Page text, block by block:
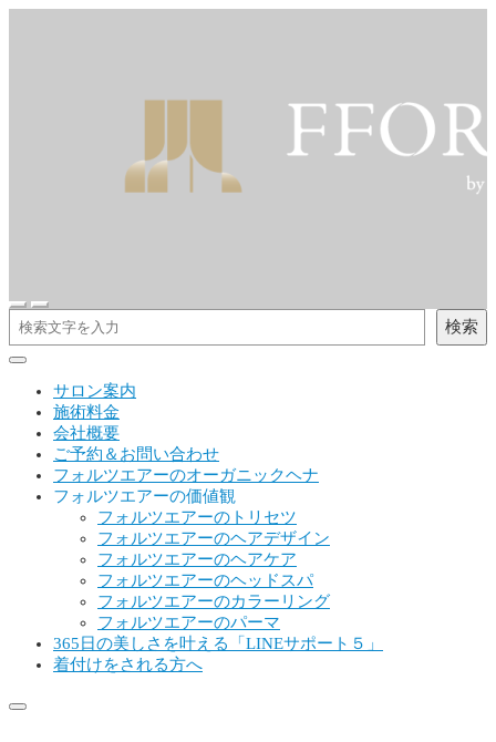
検索
サロン案内
施術料金
会社概要
ご予約＆お問い合わせ
フォルツエアーのオーガニックヘナ
フォルツエアーの価値観
フォルツエアーのトリセツ
フォルツエアーのヘアデザイン
フォルツエアーのヘアケア
フォルツエアーのヘッドスパ
フォルツエアーのカラーリング
フォルツエアーのパーマ
365日の美しさを叶える「LINEサポート５」
着付けをされる方へ